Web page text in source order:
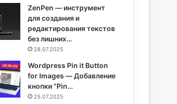
ZenPen — инструмент
для создания и
редактирования текстов
без лишних…
28.07.2025
Wordpress Pin it Button
for Images — Добавление
кнопки “Pin…
25.07.2025